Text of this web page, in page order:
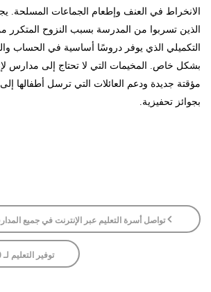
الانخراط في العنف وإطعام الجماعات المسلحة.
الذين تسربوا من المدرسة بسبب النزوح المتكرر
التكميلي الذي يوفر دروسًا أساسية في الحساب
بشكل خاص. المخيمات التي لا تحتاج إلى مدارس
مؤقتة جديدة ودعم العائلات التي ترسل أطفالها
بجوائز تحفيزية.
تواصل أسرة التعليم عبر الإنترنت في جميع
توفير التعليم لـ 200 طفل سوري